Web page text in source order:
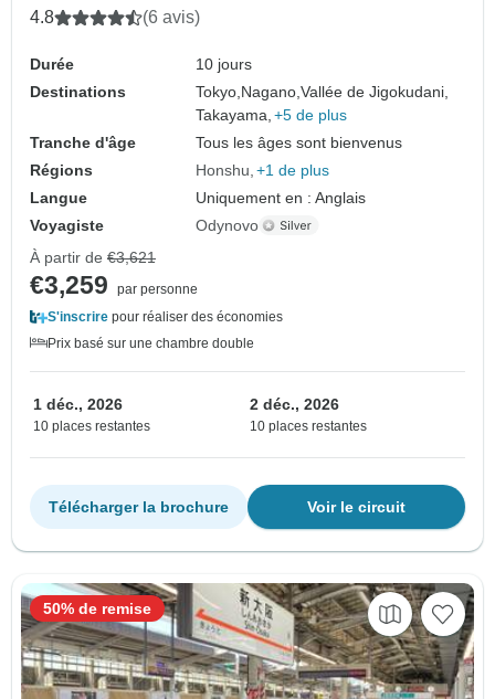
4.8 (6 avis)
Durée
10 jours
Destinations
Tokyo, Nagano,Vallée de Jigokudani,
Takayama, +5 de plus
Tranche d'âge
Tous les âges sont bienvenus
Régions
Honshu +1 de plus
Langue
Uniquement en : Anglais
Voyagiste
Odynovo
À partir de €3,621
€3,259
par personne
S'inscrire pour réaliser des économies
Prix basé sur une chambre double
1 déc., 2026
10 places restantes
2 déc., 2026
10 places restantes
Voir le circuit
Télécharger la brochure
50% de remise